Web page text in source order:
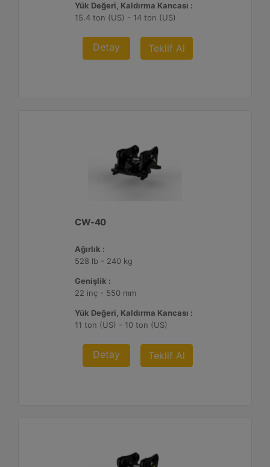
Yük Değeri, Kaldırma Kancası :
15.4 ton (US) - 14 ton (US)
Detay Teklif Al
CW-40
Ağırlık :
528 lb - 240 kg
Genişlik :
22 inç - 550 mm
Yük Değeri, Kaldırma Kancası :
11 ton (US) - 10 ton (US)
Detay Teklif Al